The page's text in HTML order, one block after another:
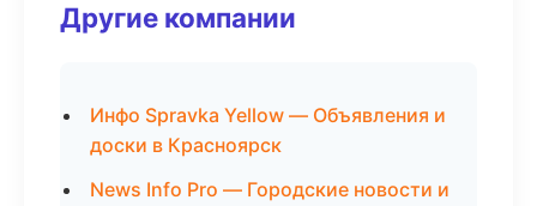
Другие компании
Инфо Spravka Yellow — Объявления и
доски в Красноярск
News Info Pro — Городские новости и